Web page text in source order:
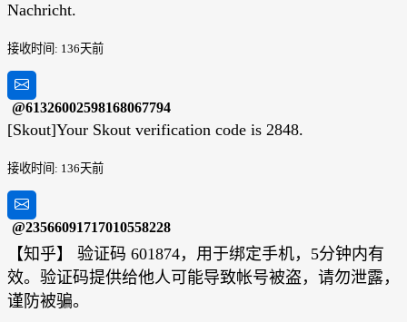
Nachricht.
接收时间: 136天前
@61326002598168067794
[Skout]Your Skout verification code is 2848.
接收时间: 136天前
@23566091717010558228
【知乎】 验证码 601874，用于绑定手机，5分钟内有
效。验证码提供给他人可能导致帐号被盗，请勿泄露，
谨防被骗。